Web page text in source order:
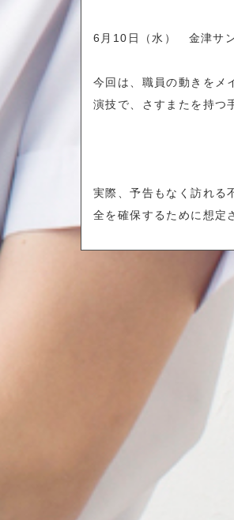
6月10日（水） 金津サン
今回は、職員の動きをメ
演技で、さすまたを持つ
実際、予告もなく訪れる
全を確保するために想定